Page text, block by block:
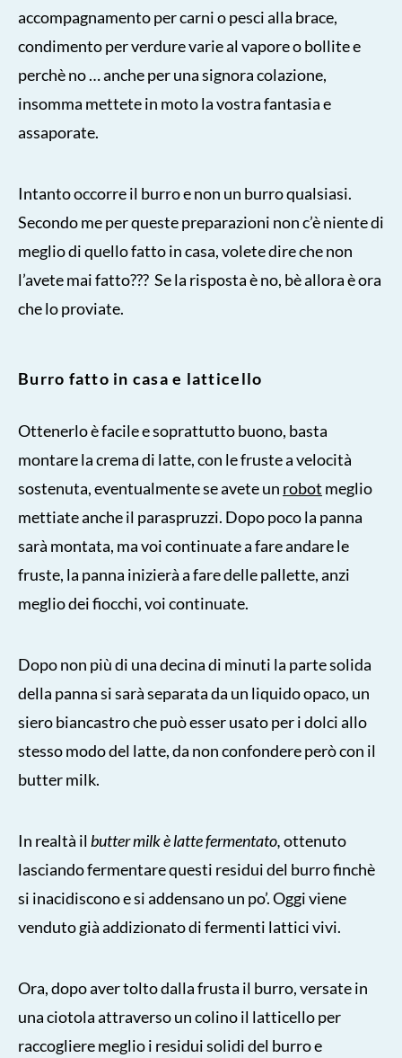
accompagnamento per carni o pesci alla brace,
condimento per verdure varie al vapore o bollite e
perchè no … anche per una signora colazione,
insomma mettete in moto la vostra fantasia e
assaporate.
Intanto occorre il burro e non un burro qualsiasi.
Secondo me per queste preparazioni non c’è niente di
meglio di quello fatto in casa, volete dire che non
l’avete mai fatto??? Se la risposta è no, bè allora è ora
che lo proviate.
Burro fatto in casa e latticello
Ottenerlo è facile e soprattutto buono, basta
montare la crema di latte, con le fruste a velocità
sostenuta, eventualmente se avete un robot meglio
mettiate anche il paraspruzzi. Dopo poco la panna
sarà montata, ma voi continuate a fare andare le
fruste, la panna inizierà a fare delle pallette, anzi
meglio dei fiocchi, voi continuate.
Dopo non più di una decina di minuti la parte solida
della panna si sarà separata da un liquido opaco, un
siero biancastro che può esser usato per i dolci allo
stesso modo del latte, da non confondere però con il
butter milk.
In realtà ilbutter milk è latte fermentato,ottenuto
lasciando fermentare questi residui del burro finchè
si inacidiscono e si addensano un po’. Oggi viene
venduto già addizionato di fermenti lattici vivi.
Ora, dopo aver tolto dalla frusta il burro, versate in
una ciotola attraverso un colino il latticello per
raccogliere meglio i residui solidi del burro e